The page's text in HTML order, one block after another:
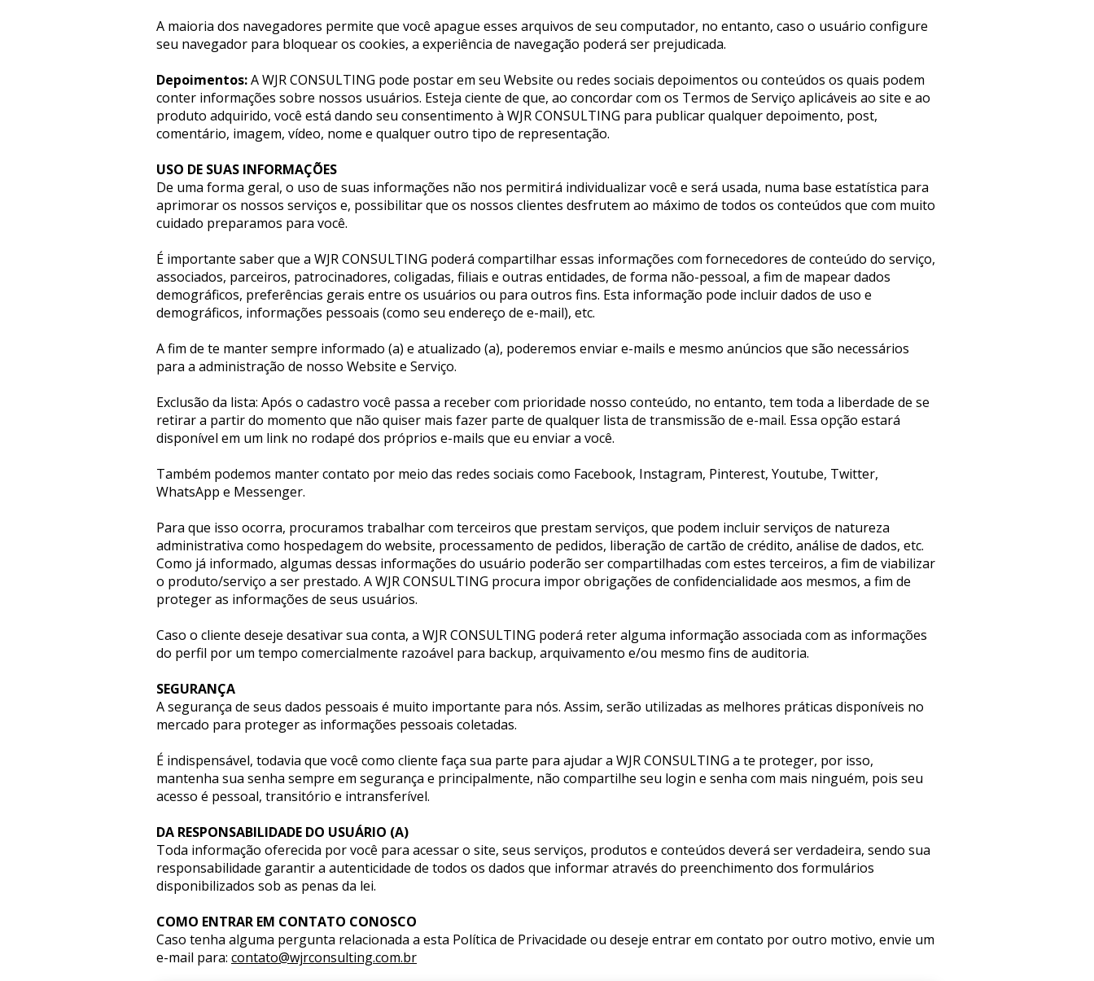
A maioria dos navegadores permite que você apague esses arquivos de seu computador, no entanto, caso o usuário configure
seu navegador para bloquear os cookies, a experiência de navegação poderá ser prejudicada.
Depoimentos: A WJR CONSULTING pode postar em seu Website ou redes sociais depoimentos ou conteúdos os quais podem
conter informações sobre nossos usuários. Esteja ciente de que, ao concordar com os Termos de Serviço aplicáveis ao site e ao
produto adquirido, você está dando seu consentimento à WJR CONSULTING para publicar qualquer depoimento, post,
comentário, imagem, vídeo, nome e qualquer outro tipo de representação.
USO DE SUAS INFORMAÇÕES
De uma forma geral, o uso de suas informações não nos permitirá individualizar você e será usada, numa base estatística para
aprimorar os nossos serviços e, possibilitar que os nossos clientes desfrutem ao máximo de todos os conteúdos que com muito
cuidado preparamos para você.
É importante saber que a WJR CONSULTING poderá compartilhar essas informações com fornecedores de conteúdo do serviço,
associados, parceiros, patrocinadores, coligadas, filiais e outras entidades, de forma não-pessoal, a fim de mapear dados
demográficos, preferências gerais entre os usuários ou para outros fins. Esta informação pode incluir dados de uso e
demográficos, informações pessoais (como seu endereço de e-mail), etc.
A fim de te manter sempre informado (a) e atualizado (a), poderemos enviar e-mails e mesmo anúncios que são necessários
para a administração de nosso Website e Serviço.
Exclusão da lista: Após o cadastro você passa a receber com prioridade nosso conteúdo, no entanto, tem toda a liberdade de se
retirar a partir do momento que não quiser mais fazer parte de qualquer lista de transmissão de e-mail. Essa opção estará
disponível em um link no rodapé dos próprios e-mails que eu enviar a você.
Também podemos manter contato por meio das redes sociais como Facebook, Instagram, Pinterest, Youtube, Twitter,
WhatsApp e Messenger.
Para que isso ocorra, procuramos trabalhar com terceiros que prestam serviços, que podem incluir serviços de natureza
administrativa como hospedagem do website, processamento de pedidos, liberação de cartão de crédito, análise de dados, etc.
Como já informado, algumas dessas informações do usuário poderão ser compartilhadas com estes terceiros, a fim de viabilizar
o produto/serviço a ser prestado. A WJR CONSULTING procura impor obrigações de confidencialidade aos mesmos, a fim de
proteger as informações de seus usuários.
Caso o cliente deseje desativar sua conta, a WJR CONSULTING poderá reter alguma informação associada com as informações
do perfil por um tempo comercialmente razoável para backup, arquivamento e/ou mesmo fins de auditoria.
SEGURANÇA
A segurança de seus dados pessoais é muito importante para nós. Assim, serão utilizadas as melhores práticas disponíveis no
mercado para proteger as informações pessoais coletadas.
É indispensável, todavia que você como cliente faça sua parte para ajudar a WJR CONSULTING a te proteger, por isso,
mantenha sua senha sempre em segurança e principalmente, não compartilhe seu login e senha com mais ninguém, pois seu
acesso é pessoal, transitório e intransferível.
DA RESPONSABILIDADE DO USUÁRIO (A)
Toda informação oferecida por você para acessar o site, seus serviços, produtos e conteúdos deverá ser verdadeira, sendo sua
responsabilidade garantir a autenticidade de todos os dados que informar através do preenchimento dos formulários
disponibilizados sob as penas da lei.
COMO ENTRAR EM CONTATO CONOSCO
Caso tenha alguma pergunta relacionada a esta Política de Privacidade ou deseje entrar em contato por outro motivo, envie um
e-mail para: contato@wjrconsulting.com.br